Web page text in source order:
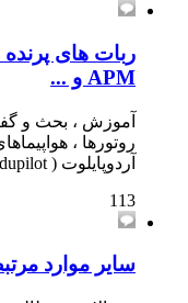
ربات های پرنده
APM و ...
آموزش ، بحث و
روتورها ،
آردوپایلوت ( Ardupilot )
113
سایر موارد